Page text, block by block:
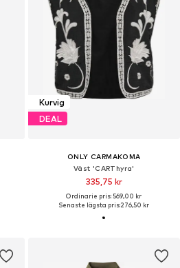
Kurvig
DEAL
ONLY CARMAKOMA
Väst 'CARThyra'
335,75 kr
Ordinarie pris: 569,00 kr
Senaste lägsta pris:276,50 kr